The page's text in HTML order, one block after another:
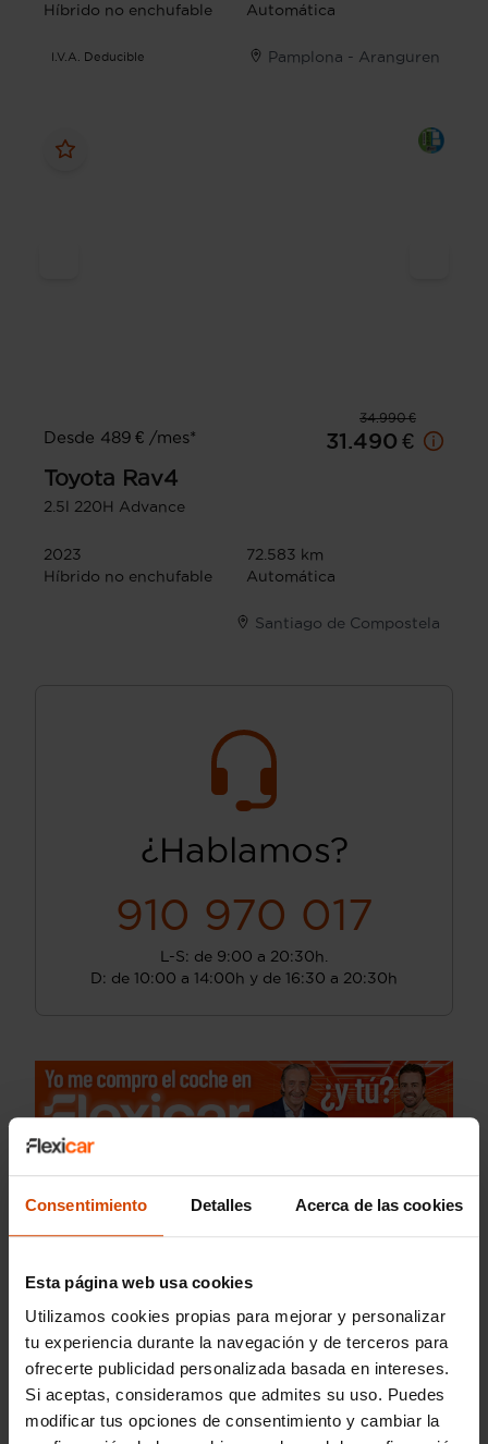
Consentimiento Detalles Acerca de las cookies
Esta página web usa cookies
Utilizamos cookies propias para mejorar y personalizar
tu experiencia durante la navegación y de terceros para
ofrecerte publicidad personalizada basada en intereses.
Si aceptas, consideramos que admites su uso. Puedes
modificar tus opciones de consentimiento y cambiar la
Híbrido no enchufable
Automática
I.V.A. Deducible Pamplona - Aranguren
34.990 €
Desde 489 € /mes*
31.490 €
Toyota Rav4
2.5l 220H Advance
2023
72.583 km
Híbrido no enchufable
Automática
Santiago de Compostela
¿Hablamos?
910 970 017
L-S: de 9:00 a 20:30h.
D: de 10:00 a 14:00h y de 16:30 a 20:30h